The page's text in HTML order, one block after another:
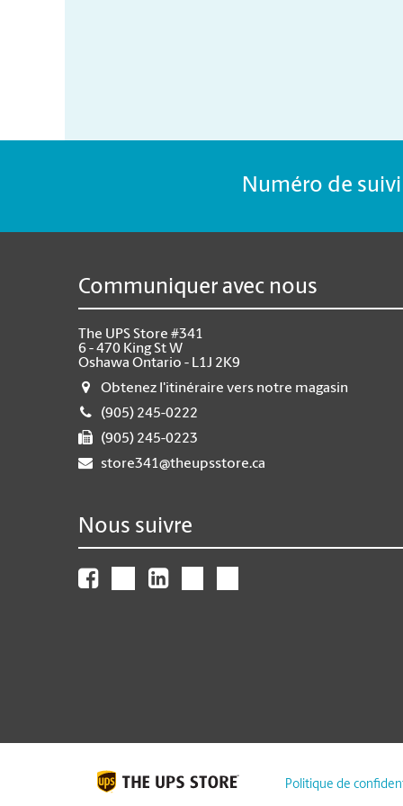
Numéro de suivi
Communiquer avec nous
The UPS Store #341
6 - 470 King St W
Oshawa Ontario - L1J 2K9
Obtenez l'itinéraire vers notre magasin
(905) 245-0222
(905) 245-0223
store341@theupsstore.ca
Nous suivre
Politique de